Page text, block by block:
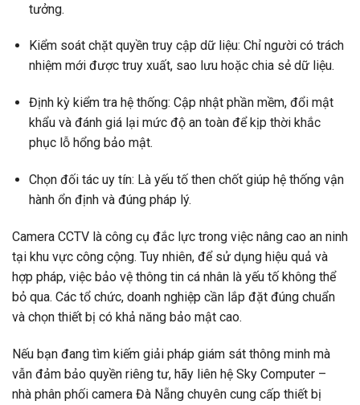
tưởng.
Kiểm soát chặt quyền truy cập dữ liệu: Chỉ người có trách
nhiệm mới được truy xuất, sao lưu hoặc chia sẻ dữ liệu.
Định kỳ kiểm tra hệ thống: Cập nhật phần mềm, đổi mật
khẩu và đánh giá lại mức độ an toàn để kịp thời khắc
phục lỗ hổng bảo mật.
Chọn đối tác uy tín: Là yếu tố then chốt giúp hệ thống vận
hành ổn định và đúng pháp lý.
Camera CCTV là công cụ đắc lực trong việc nâng cao an ninh
tại khu vực công cộng. Tuy nhiên, để sử dụng hiệu quả và
hợp pháp, việc bảo vệ thông tin cá nhân là yếu tố không thể
bỏ qua. Các tổ chức, doanh nghiệp cần lắp đặt đúng chuẩn
và chọn thiết bị có khả năng bảo mật cao.
Nếu bạn đang tìm kiếm giải pháp giám sát thông minh mà
vẫn đảm bảo quyền riêng tư, hãy liên hệ Sky Computer –
nhà phân phối camera Đà Nẵng chuyên cung cấp thiết bị